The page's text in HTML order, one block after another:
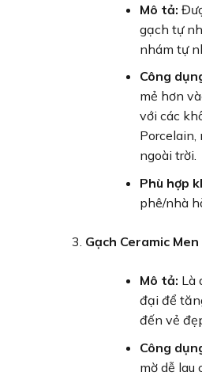
Mô tả:
gạch tự
nhám tự
Công
mẻ hơn
với các
ngoài trời.
Phù hợp
phê/nhà
Gạch Ceramic
Mô tả: Là
đại để
đến vẻ
Công
mờ dễ lau